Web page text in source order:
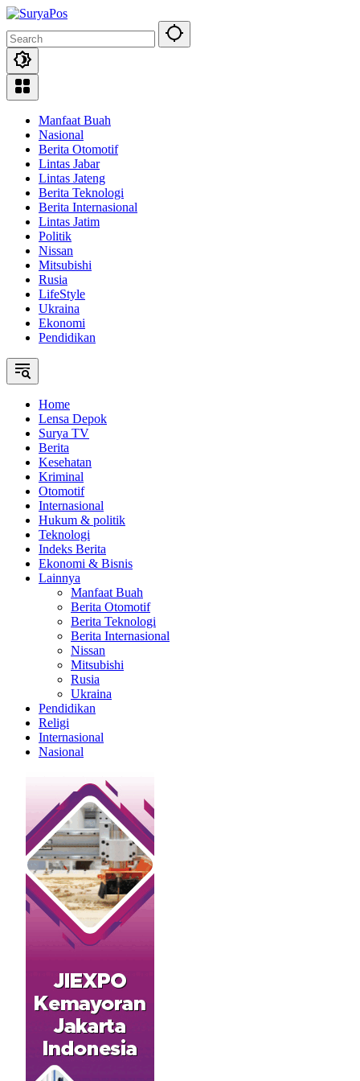
Skip
content
Manfaat Buah
Nasional
Berita Otomotif
Lintas Jabar
Lintas Jateng
Berita Teknologi
Berita Internasional
Lintas Jatim
Politik
Nissan
Mitsubishi
Rusia
LifeStyle
Ukraina
Ekonomi
Pendidikan
Home
Lensa Depok
Surya TV
Berita
Kesehatan
Kriminal
Otomotif
Internasional
Hukum & politik
Teknologi
Indeks Berita
Ekonomi & Bisnis
Lainnya
Manfaat Buah
Berita Otomotif
Berita Teknologi
Berita Internasional
Nissan
Mitsubishi
Rusia
Ukraina
Pendidikan
Religi
Internasional
Nasional